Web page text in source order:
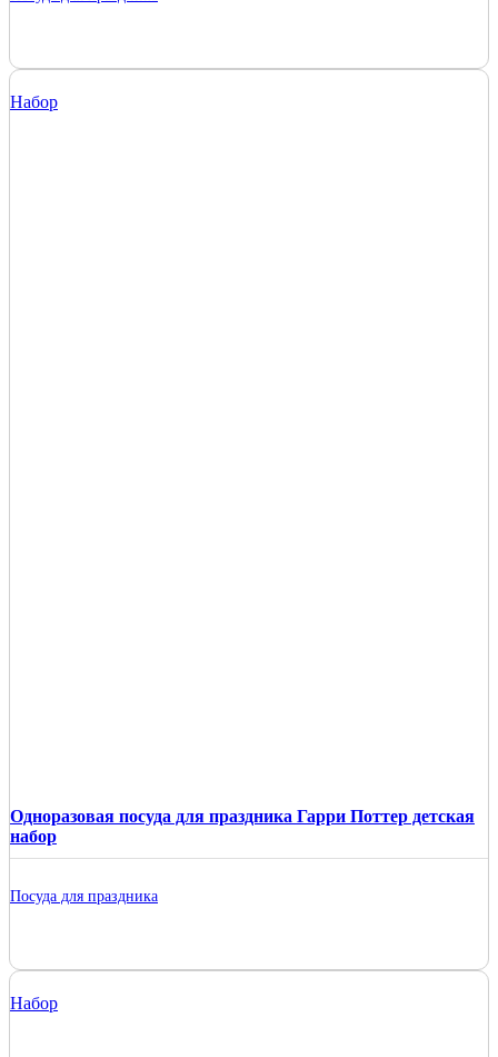
Набор
Одноразовая посуда для праздника Гарри Поттер детская
набор
Посуда для праздника
Набор